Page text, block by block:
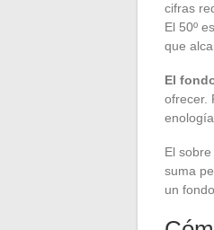
cifras
El 50º
que
El
ofrecer.
El
suma
un